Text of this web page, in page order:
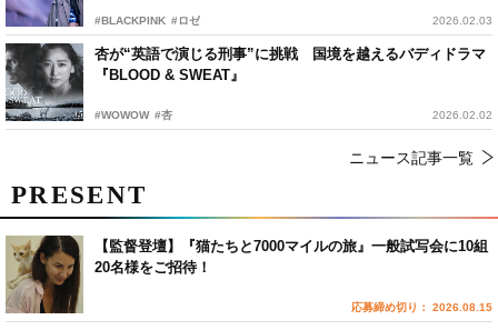
#BLACKPINK #ロゼ 2026.02.03
杏が“英語で演じる刑事”に挑戦 国境を越えるバディドラマ
『BLOOD & SWEAT』
#WOWOW #杏 2026.02.02
ニュース記事一覧
PRESENT
【監督登壇】『猫たちと7000マイルの旅』一般試写会に10組
20名様をご招待！
応募締め切り： 2026.08.15